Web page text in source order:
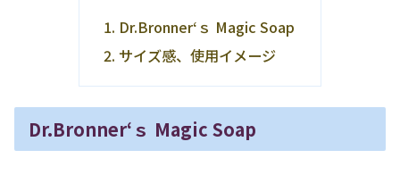
Dr.Bronner‘ｓ Magic Soap
サイズ感、使用イメージ
Dr.Bronner‘ｓ Magic Soap